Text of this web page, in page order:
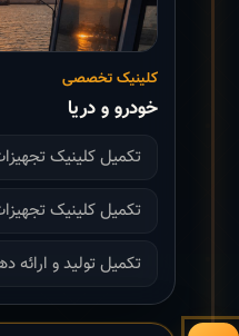
کلینیک تخصصی
خودرو و دریا
تکمیل کلینیک
تکمیل کلینیک
تکمیل تولید و